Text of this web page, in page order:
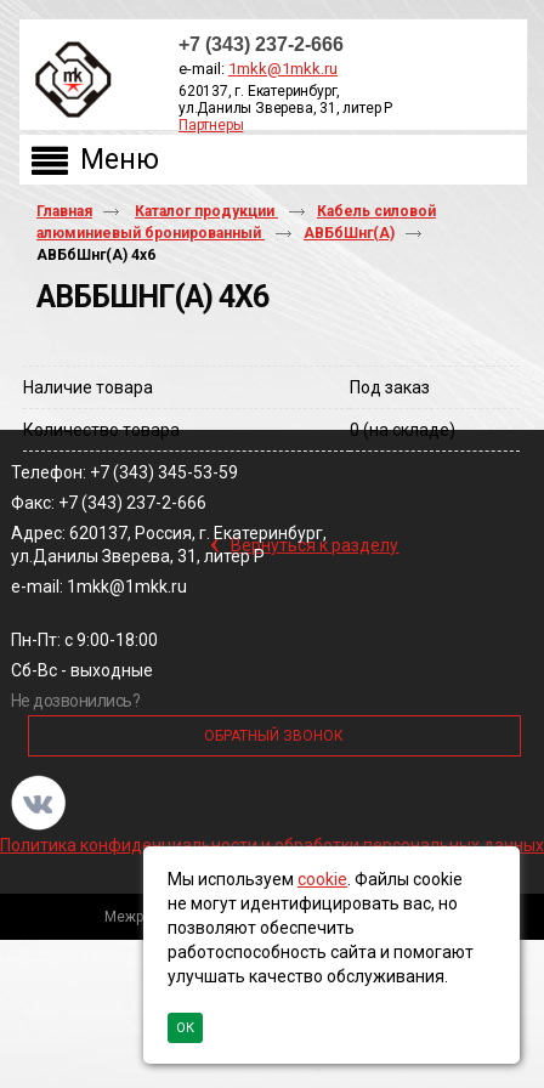
+7 (343) 237-2-666
e-mail: 1mkk@1mkk.ru
620137, г. Екатеринбург,
ул.Данилы Зверева, 31, литер Р
Партнеры
Главная Каталог продукции
Кабель силовой
алюминиевый бронированный
АВБбШнг(А)
АВБбШнг(A) 4х6
АВББШНГ(A) 4Х6
Наличие товара Под заказ
Количество товара 0(на складе)
‹ Вернуться к разделу
Телефон: +7 (343) 345-53-59
Факс: +7 (343) 237-2-666
Адрес: 620137, Россия, г. Екатеринбург,
ул.Данилы Зверева, 31, литер Р
e-mail: 1mkk@1mkk.ru
Пн-Пт: с 9:00-18:00
Сб-Вс - выходные
Не дозвонились?
ОБРАТНЫЙ ЗВОНОК
Политика конфиденциальности и обработки персональных данных
Межрегиональная кабельная компания, 2016 ©
Мы используем cookie . Файлы cookie
не могут идентифицировать вас, но
позволяют обеспечить
работоспособность сайта и помогают
улучшать качество обслуживания.
ОК